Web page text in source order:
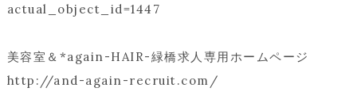
actual_object_id=1447
美容室＆*again-HAIR-緑橋求人専用ホームページ
http://and-again-recruit.com/